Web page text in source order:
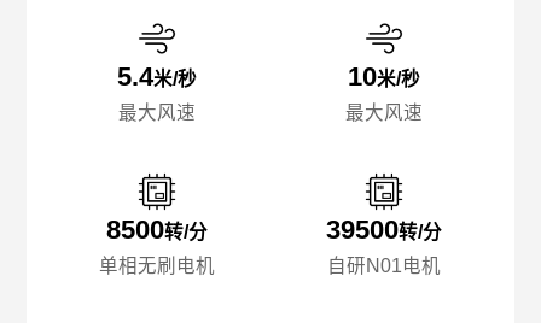
5.4米/秒
最大风速
8500转/分
单相无刷电机
10米/秒
最大风速
39500转/分
自研N01电机